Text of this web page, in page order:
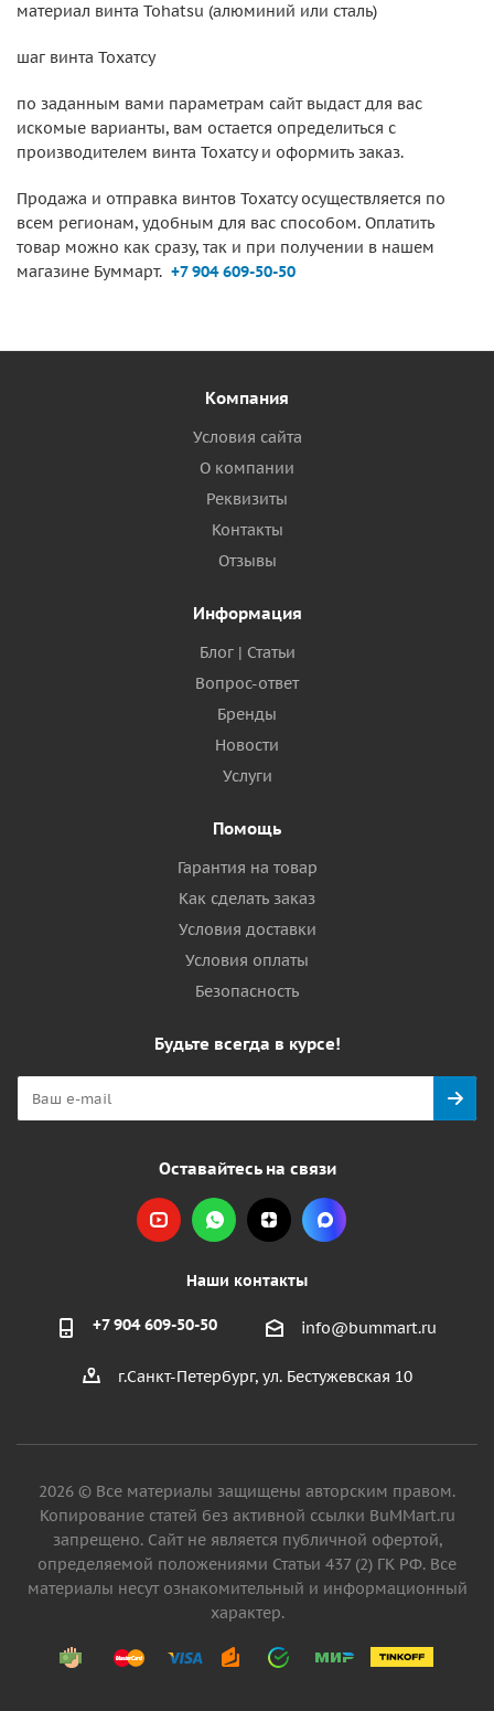
материал винта Tohatsu (алюминий или сталь)
шаг винта Тохатсу
по заданным вами параметрам сайт выдаст для вас
искомые варианты, вам остается определиться с
производителем винта Тохатсу и оформить заказ.
Продажа и отправка винтов Тохатсу осуществляется по
всем регионам, удобным для вас способом. Оплатить
товар можно как сразу, так и при получении в нашем
магазине Буммарт. +7 904 609-50-50
Компания
Условия сайта
О компании
Реквизиты
Контакты
Отзывы
Информация
Блог | Статьи
Вопрос-ответ
Бренды
Новости
Услуги
Помощь
Гарантия на товар
Как сделать заказ
Условия доставки
Условия оплаты
Безопасность
Будьте всегда в курсе!
Оставайтесь на связи
Наши контакты
+7 904 609-50-50 info@bummart.ru
г.Санкт-Петербург, ул. Бестужевская 10
2026 © Все материалы защищены авторским правом.
Копирование статей без активной ссылки BuMMart.ru
запрещено. Сайт не является публичной офертой,
определяемой положениями Статьи 437 (2) ГК РФ. Все
материалы несут ознакомительный и информационный
характер.